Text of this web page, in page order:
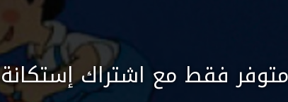
فقط مع اشتراك إستكانة